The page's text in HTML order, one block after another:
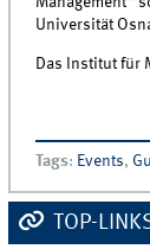
Universität
Das Institut für
Tags: Events,
TOP-